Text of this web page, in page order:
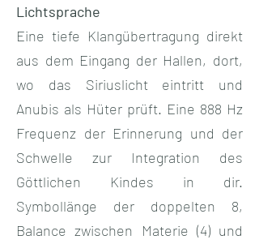
Lichtsprache
Eine tiefe Klangübertragung direkt
aus dem Eingang der Hallen, dort,
wo das Siriuslicht eintritt und
Anubis als Hüter prüft. Eine 888 Hz
Frequenz der Erinnerung und der
Schwelle zur Integration des
Göttlichen Kindes in dir.
Symbollänge der doppelten 8,
Balance zwischen Materie (4) und